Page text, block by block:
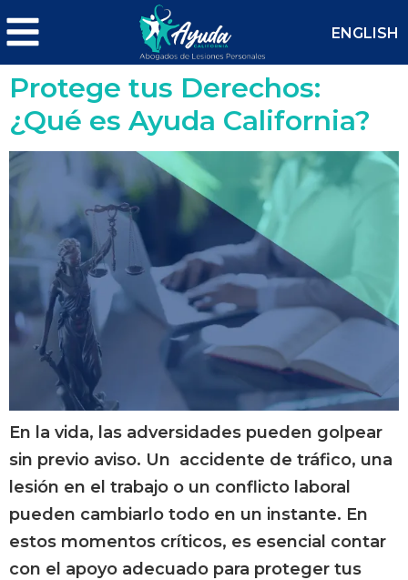
ENGLISH
Protege tus Derechos:
¿Qué es Ayuda California?
En la vida, las adversidades pueden golpear
sin previo aviso. Un accidente de tráfico, una
lesión en el trabajo o un conflicto laboral
pueden cambiarlo todo en un instante. En
estos momentos críticos, es esencial contar
con el apoyo adecuado para proteger tus